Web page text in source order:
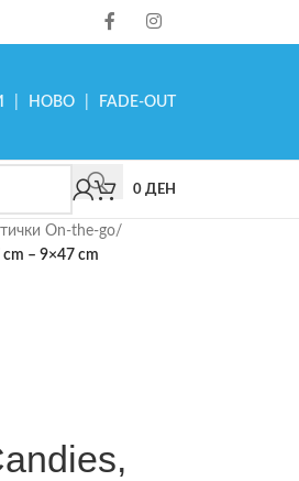
НОВО FADE-OUT
0 ДЕН
On-the-go/
cm – 9×47 cm